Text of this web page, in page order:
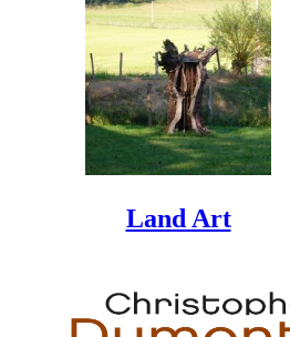
Land Art